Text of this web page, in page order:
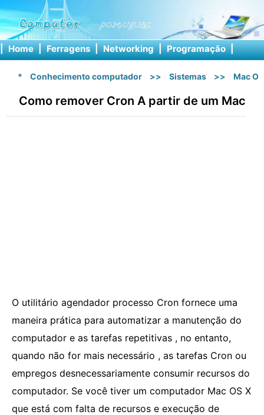
| Home | Ferragens | Networking | Programação |
* Conhecimento computador >> Sistemas >> Mac OS
Como remover Cron A partir de um Mac
O utilitário agendador processo Cron fornece uma
maneira prática para automatizar a manutenção do
computador e as tarefas repetitivas , no entanto,
quando não for mais necessário , as tarefas Cron ou
empregos desnecessariamente consumir recursos do
computador. Se você tiver um computador Mac OS X
que está com falta de recursos e execução de